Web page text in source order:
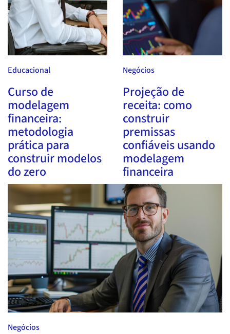
Educacional
Curso de
modelagem
financeira:
metodologia
prática para
construir modelos
do zero
Negócios
Projeção de
receita: como
construir
premissas
confiáveis usando
modelagem
financeira
Negócios